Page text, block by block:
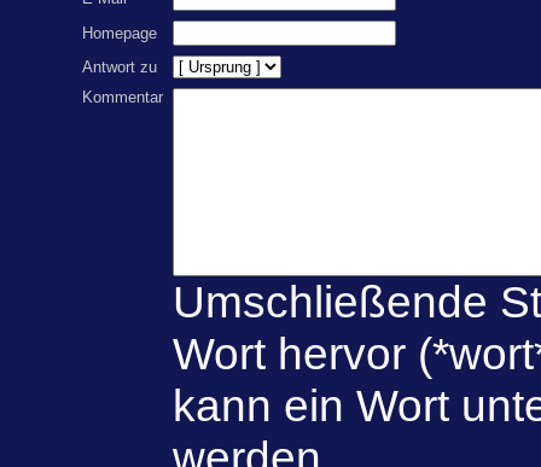
Homepage
Antwort zu
Kommentar
Umschließende
Wort hervor
kann ein Wort